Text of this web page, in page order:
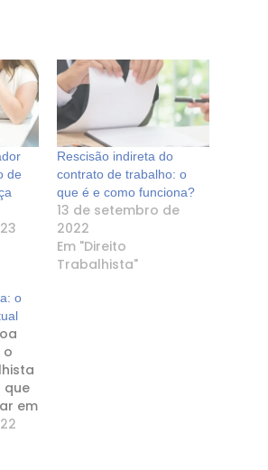
de
Rescisão indireta do
contrato de trabalho: o
que é e como funciona?
13 de setembro de
2022
Em "Direito
Trabalhista"
o
o
que
em
o